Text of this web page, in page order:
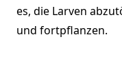
es, die Larven
und fortpflanzen.